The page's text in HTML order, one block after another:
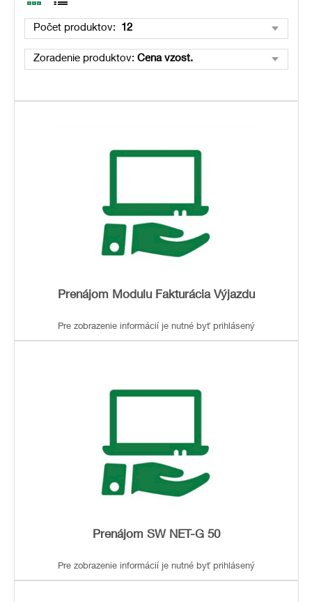
Počet produktov: 12
Zoradenie produktov: Cena vzost.
Prenájom Modulu Fakturácia Výjazdu
Pre zobrazenie informácií je nutné byť prihlásený
Prenájom SW NET-G 50
Pre zobrazenie informácií je nutné byť prihlásený